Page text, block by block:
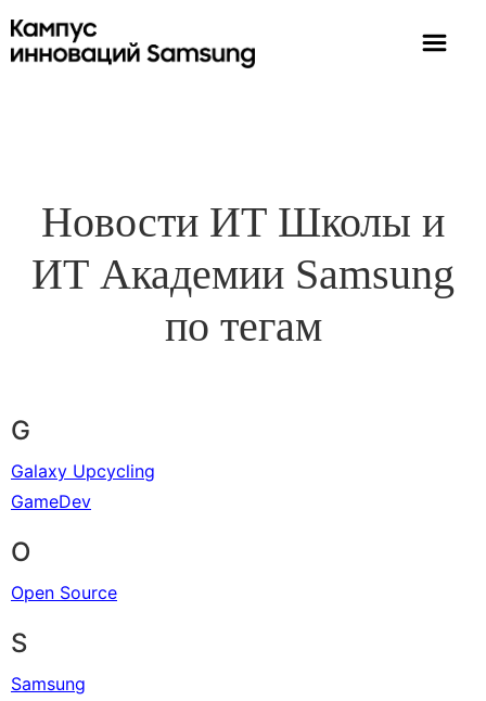
Новости ИТ Школы и
ИТ Академии Samsung
по тегам
G
Galaxy Upcycling
GameDev
O
Open Source
S
Samsung